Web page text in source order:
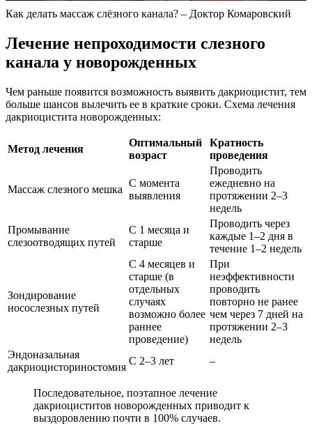
Как делать массаж слёзного канала? – Доктор Комаровский
Лечение непроходимости слезного
канала у новорожденных
Чем раньше появится возможность выявить дакриоцистит, тем
больше шансов вылечить ее в краткие сроки. Схема лечения
дакриоцистита новорожденных:
Метод лечения
Оптимальный
возраст
Кратность
проведения
Массаж слезного мешка
С момента
выявления
Проводить
ежедневно на
протяжении 2–3
недель
Промывание
слезоотводящих путей
С 1 месяца и
старше
Проводить через
каждые 1–2 дня в
течение 1–2 недель
Зондирование
носослезных путей
С 4 месяцев и
старше (в
отдельных
случаях
возможно более
раннее
проведение)
При
неэффективности
проводить
повторно не ранее
чем через 7 дней на
протяжении 2–3
недель
Эндоназальная
дакриоцисториностомия
С 2–3 лет –
Последовательное, поэтапное лечение
дакриоциститов новорожденных приводит к
выздоровлению почти в 100% случаев.